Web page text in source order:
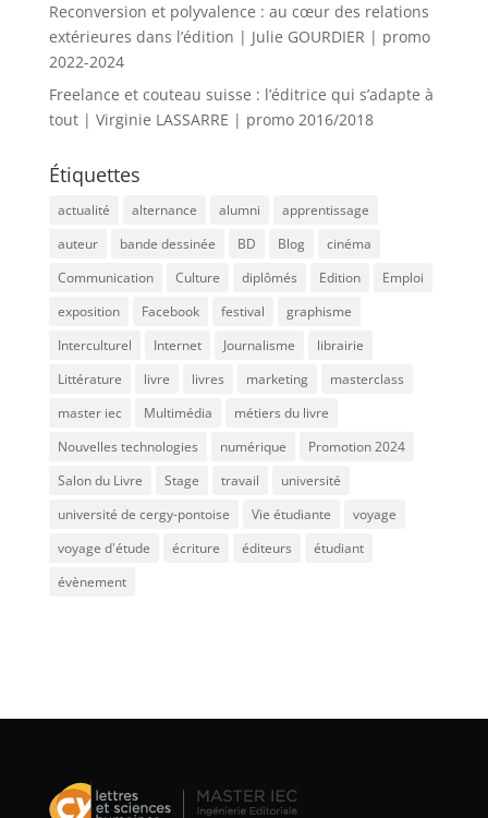
Reconversion et polyvalence : au cœur des relations
extérieures dans l’édition | Julie GOURDIER | promo
2022-2024
Freelance et couteau suisse : l’éditrice qui s’adapte à
tout | Virginie LASSARRE | promo 2016/2018
Étiquettes
actualité alternance alumni
apprentissage
auteur
bande dessinée BD Blog
cinéma
Communication
Culture diplômés Edition
Emploi
exposition
Facebook festival
graphisme
Interculturel
Internet Journalisme
librairie
Littérature
livre livres marketing
masterclass
master iec
Multimédia
métiers du livre
Nouvelles technologies
numérique
Promotion 2024
Salon du Livre
Stage travail
université
université de cergy-pontoise
Vie étudiante
voyage
voyage d'étude
écriture éditeurs
étudiant
évènement